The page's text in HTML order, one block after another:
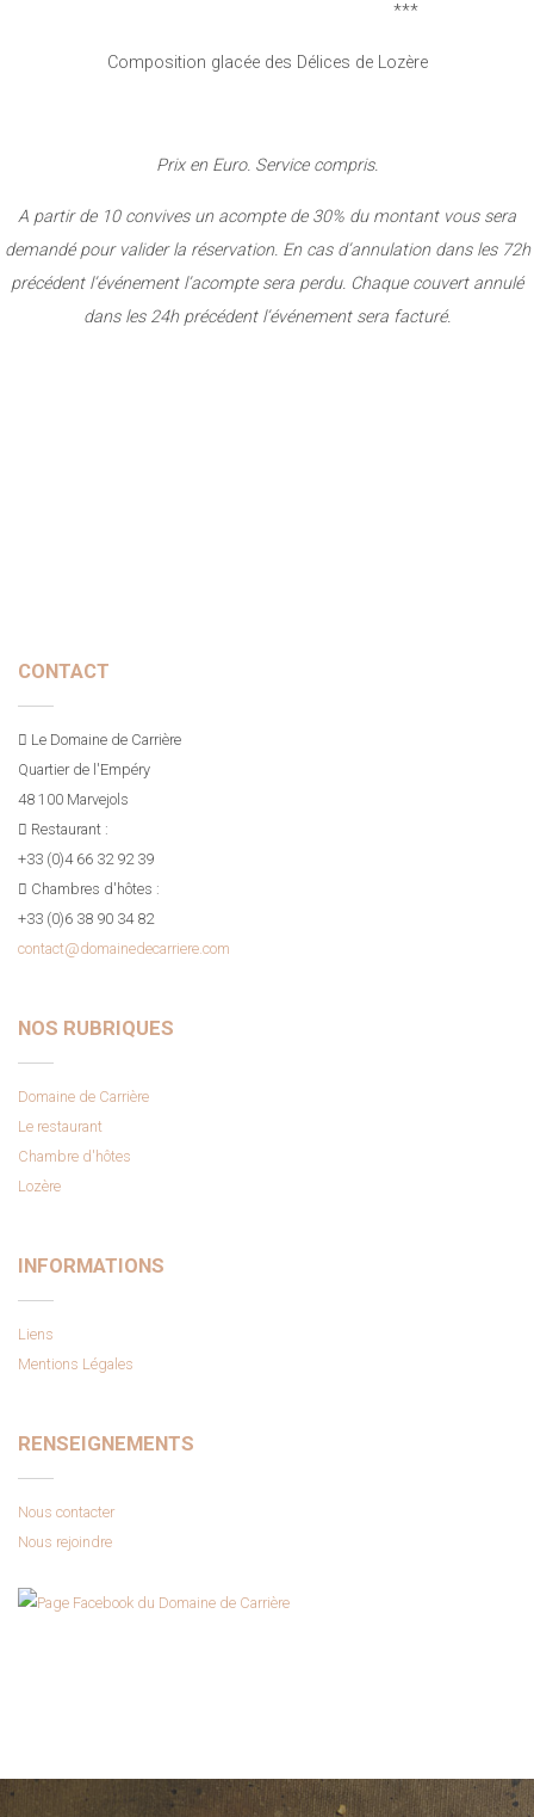
***
Composition glacée des Délices de Lozère
Prix en Euro. Service compris.
A partir de 10 convives un acompte de 30% du montant vous sera
demandé pour valider la réservation. En cas d’annulation dans les 72h
précédent l’événement l’acompte sera perdu. Chaque couvert annulé
dans les 24h précédent l’événement sera facturé.
CONTACT
Le Domaine de Carrière
Quartier de l'Empéry
48 100 Marvejols
Restaurant :
+33 (0)4 66 32 92 39
Chambres d'hôtes :
+33 (0)6 38 90 34 82
contact@domainedecarriere.com
NOS RUBRIQUES
Domaine de Carrière
Le restaurant
Chambre d'hôtes
Lozère
INFORMATIONS
Liens
Mentions Légales
RENSEIGNEMENTS
Nous contacter
Nous rejoindre